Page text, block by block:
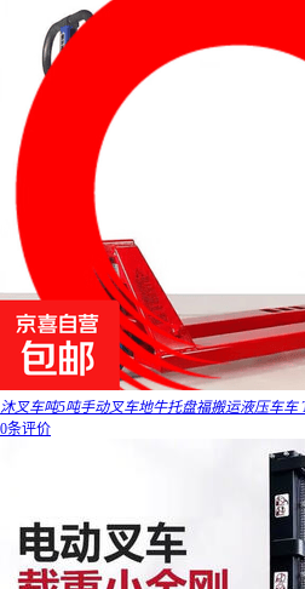
沐叉车吨5吨手动叉车地牛托盘福搬运液压车车
0条评价